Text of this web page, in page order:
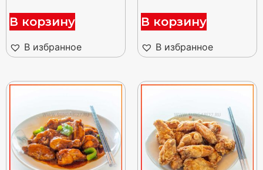
В корзину
В избранное
В корзину
В избранное